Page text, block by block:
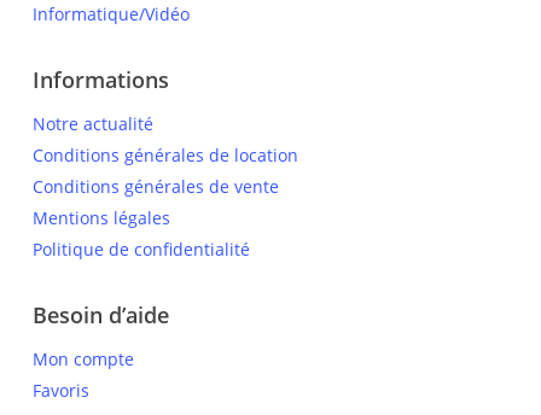
Informatique/Vidéo
Informations
Notre actualité
Conditions générales de location
Conditions générales de vente
Mentions légales
Politique de confidentialité
Besoin d’aide
Mon compte
Favoris